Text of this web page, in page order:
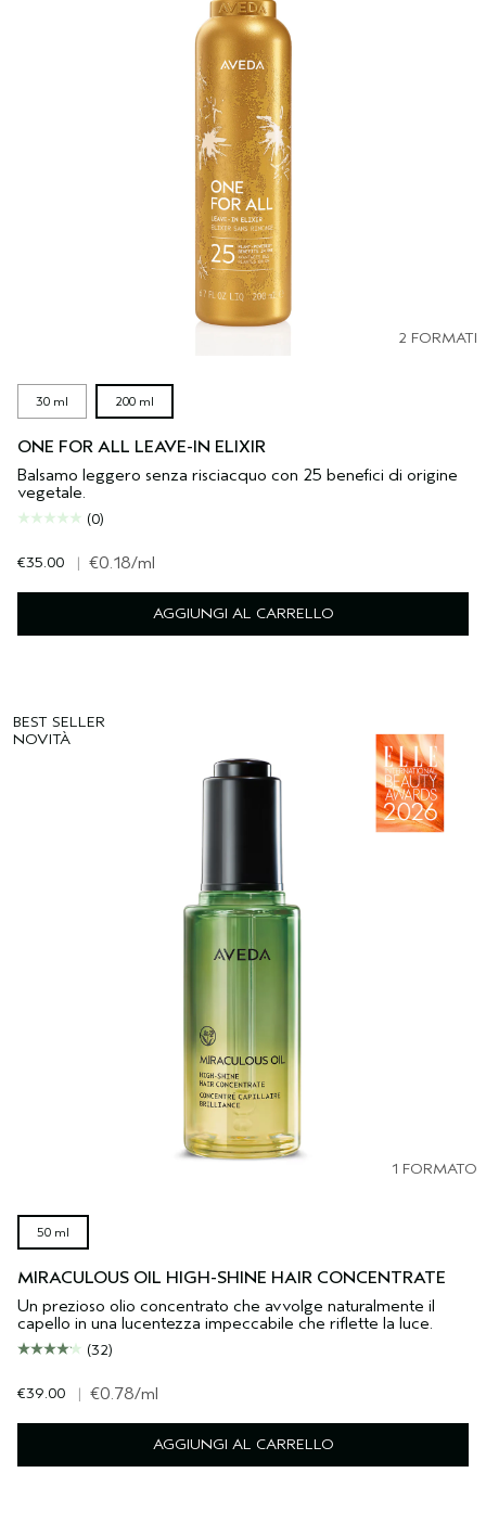
2 FORMATI
30 ml 200 ml
ONE FOR ALL LEAVE-IN ELIXIR
Balsamo leggero senza risciacquo con 25 benefici di origine
vegetale.
(0)
€35.00 | €0.18/ml
AGGIUNGI AL CARRELLO
BEST SELLER
NOVITÀ
1 FORMATO
50 ml
MIRACULOUS OIL HIGH-SHINE HAIR CONCENTRATE
Un prezioso olio concentrato che avvolge naturalmente il
capello in una lucentezza impeccabile che riflette la luce.
(32)
€39.00 | €0.78/ml
AGGIUNGI AL CARRELLO